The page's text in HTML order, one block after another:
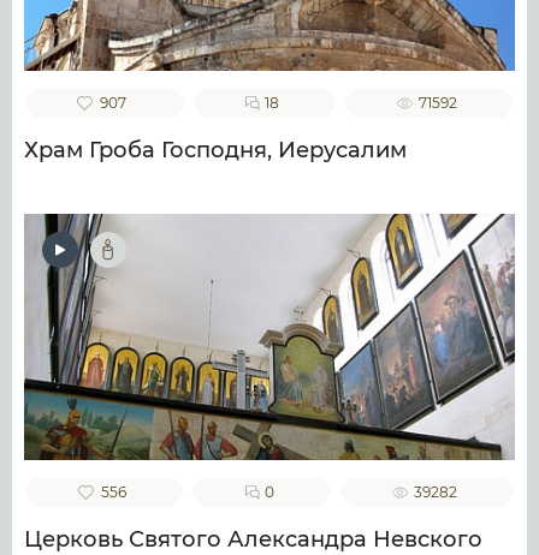
907 18 71592
Храм Гроба Господня, Иерусалим
556 0 39282
Церковь Святого Александра Невского